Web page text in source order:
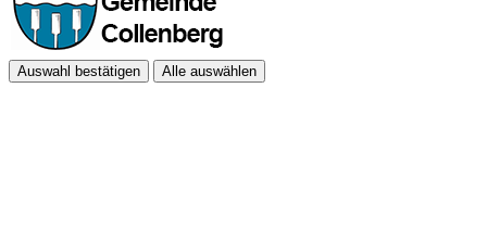
Auswahl bestätigen Alle auswählen